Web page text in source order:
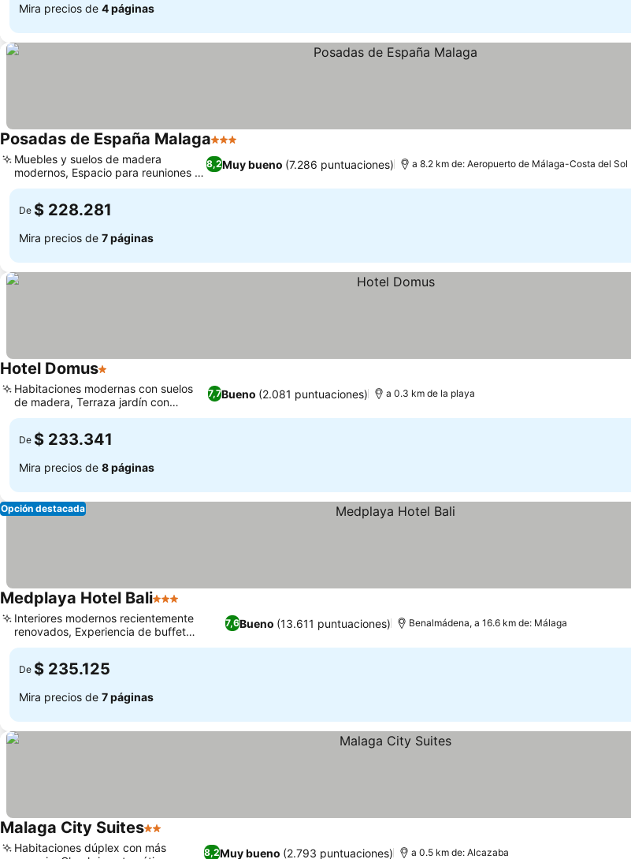
Mira precios de 4 páginas
Posadas de España Malaga3 Estrellas
8,2Muy bueno (7.286 puntuaciones)
Muebles y suelos de madera
modernos, Espacio para reuniones y
conferencias
a 8.2 km de: Aeropuerto de Málaga-Costa del Sol
De $ 228.281
Mira precios de 7 páginas
Hotel Domus1 Estrellas
7,7Bueno (2.081 puntuaciones)
Habitaciones modernas con suelos
de madera, Terraza jardín con
encanto
a 0.3 km de la playa
De $ 233.341
Mira precios de 8 páginas
Opción destacada
Medplaya Hotel Bali3 Estrellas
7,6Bueno (13.611 puntuaciones)
Interiores modernos recientemente
renovados, Experiencia de buffet
culinario variado
Benalmádena, a 16.6 km de: Málaga
De $ 235.125
Mira precios de 7 páginas
Malaga City Suites2 Estrellas
8,2Muy bueno (2.793 puntuaciones)
Habitaciones dúplex con más
a 0.5 km de: Alcazaba